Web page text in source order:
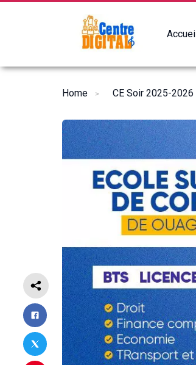
Accueil
Home CE Soir 2025-2026